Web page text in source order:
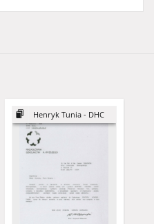
Henryk Tunia - DHC